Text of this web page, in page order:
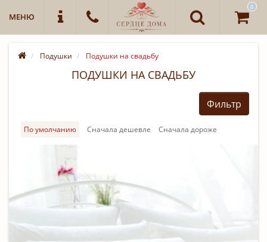
МЕНЮ
0
Подушки Подушки на свадьбу
ПОДУШКИ НА СВАДЬБУ
Фильтр
По умолчанию Cначала дешевле Cначала дороже